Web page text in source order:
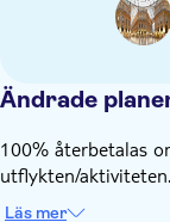
Ändrade
100% återbetalas
utflykten/aktiviteten.
Läs mer